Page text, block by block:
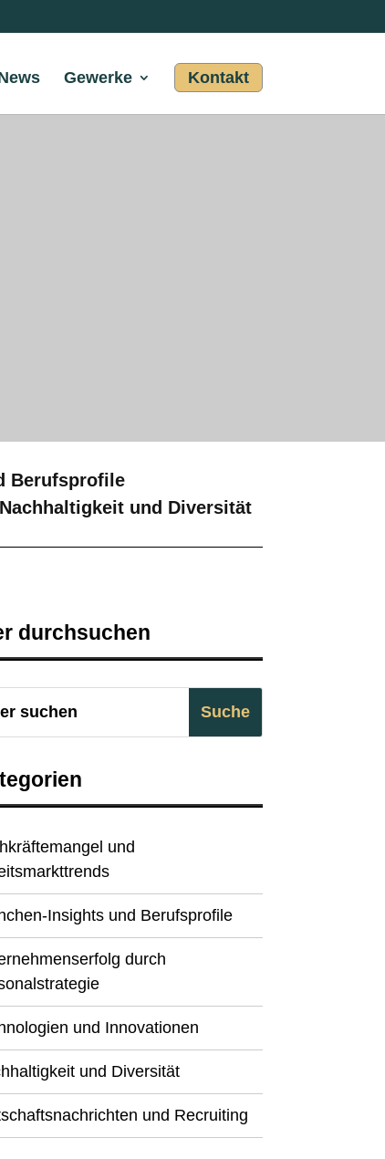
Gewerke Kontakt
Berufsprofile
Nachhaltigkeit und Diversität
durchsuchen
und
Insights und Berufsprofile
durch
und Innovationen
und Diversität
und Recruiting